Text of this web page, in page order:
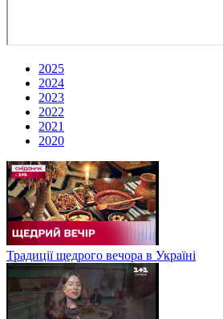
2025
2024
2023
2022
2021
2020
Традиції щедрого вечора в Україні